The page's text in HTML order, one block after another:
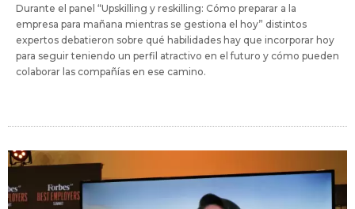
Durante el panel “Upskilling y reskilling: Cómo preparar a la
empresa para mañana mientras se gestiona el hoy” distintos
expertos debatieron sobre qué habilidades hay que incorporar hoy
para seguir teniendo un perfil atractivo en el futuro y cómo pueden
colaborar las compañías en ese camino.